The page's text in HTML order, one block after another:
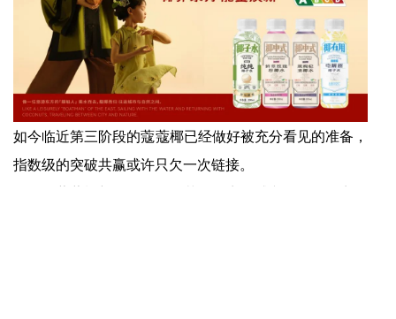
如今临近第三阶段的蔻蔻椰已经做好被充分看见的准备，
指数级的突破共赢或许只欠一次链接。
目前，蔻蔻椰新品正在全国范围招商，感兴趣的经销商可